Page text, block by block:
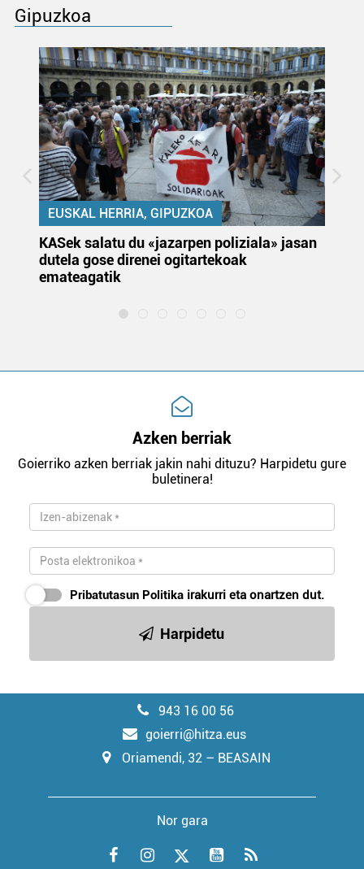
Gipuzkoa
EUSKAL HERRIA, GIPUZKOA
KASek salatu du «jazarpen poliziala» jasan
dutela gose direnei ogitartekoak
emateagatik
Azken berriak
Goierriko azken berriak jakin nahi dituzu? Harpidetu gure
buletinera!
Pribatutasun Politika irakurri eta onartzen dut.
Harpidetu
943 16 00 56
goierri@hitza.eus
Oriamendi, 32 – BEASAIN
Nor gara